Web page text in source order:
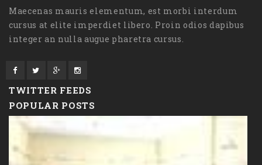
Maecenas mauris elementum, est morbi interdum
cursus at elite imperdiet libero. Proin odios dapibus
integer an nulla augue pharetra cursus.
TWITTER FEEDS
POPULAR POSTS